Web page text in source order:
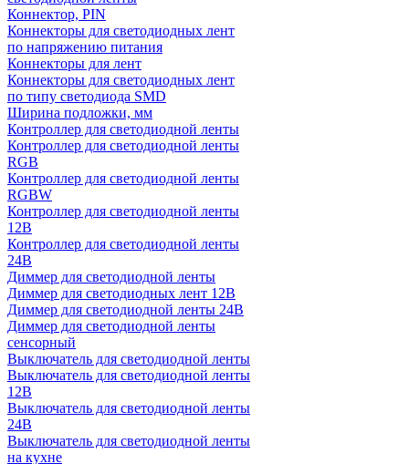
Коннектор, PIN
Коннекторы для светодиодных лент
по напряжению питания
Коннекторы для лент
Коннекторы для светодиодных лент
по типу светодиода SMD
Ширина подложки, мм
Контроллер для светодиодной ленты
Контроллер для светодиодной ленты
RGB
Контроллер для светодиодной ленты
RGBW
Контроллер для светодиодной ленты
12В
Контроллер для светодиодной ленты
24В
Диммер для светодиодной ленты
Диммер для светодиодных лент 12В
Диммер для светодиодной ленты 24В
Диммер для светодиодной ленты
сенсорный
Выключатель для светодиодной ленты
Выключатель для светодиодной ленты
12В
Выключатель для светодиодной ленты
24В
Выключатель для светодиодной ленты
на кухне